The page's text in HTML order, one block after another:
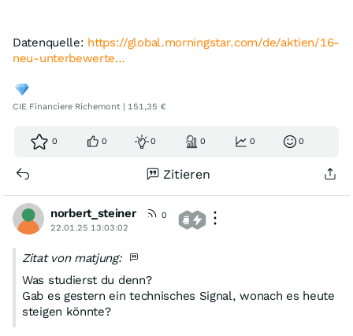
Datenquelle: https://global.morningstar.com/de/aktien/16-
neu-unterbewerte…
CIE Financiere Richemont | 151,35 €
0 0 0 0 0 0
Zitieren
norbert_steiner
0
22.01.25 13:03:02
Zitat von matjung:
Was studierst du denn?
Gab es gestern ein technisches Signal, wonach es heute
steigen könnte?